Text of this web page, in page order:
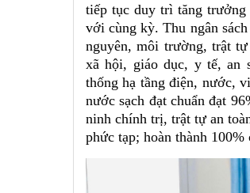
tiếp tục duy trì tăng
với cùng kỳ. Thu ngân
nguyên, môi trường, trật
xã hội, giáo dục, y tế, an
thống hạ tầng điện, nước,
nước sạch đạt chuẩn đạt
ninh chính trị, trật tự an
phức tạp; hoàn thành